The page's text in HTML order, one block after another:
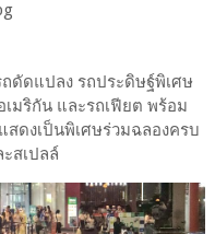
ถดัดแปลง รถประดิษฐ์พิเศษ
มริกัน และรถเฟียต พร้อม
ดงเป็นพิเศษร่วมฉลองครบ
สเปลล์